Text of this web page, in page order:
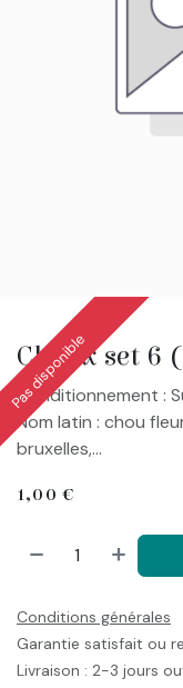
Choux set 6
Pas disponible
Conditionnement :
Nom latin : chou
bruxelles,...
1,00 €
Conditions générales
Garantie satisfait ou
Livraison : 2-3 jours